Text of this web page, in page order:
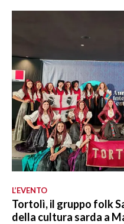
L’EVENTO
Tortolì, il gruppo folk
della cultura sarda a